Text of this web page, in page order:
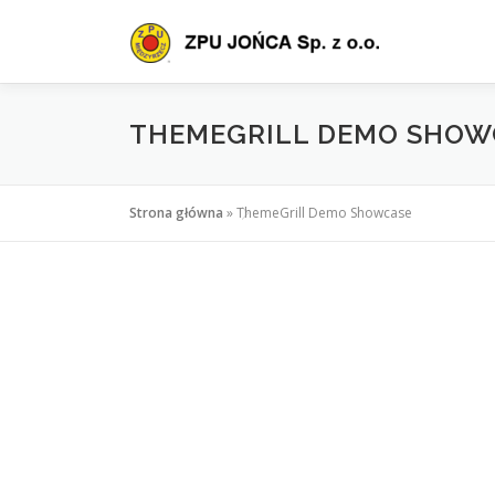
THEMEGRILL DEMO
Strona główna »ThemeGrill Demo Showcase